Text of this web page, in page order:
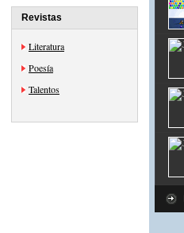
Revistas
Literatura
Poesía
Talentos